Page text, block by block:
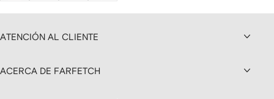
ATENCIÓN AL CLIENTE
ACERCA DE FARFETCH